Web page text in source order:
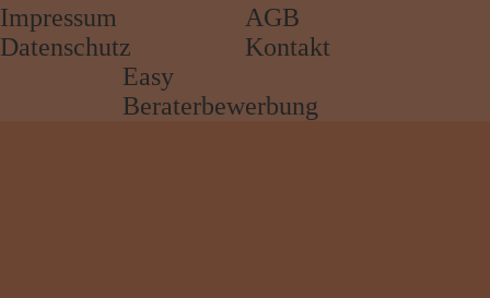
Impressum
AGB
Datenschutz
Kontakt
Easy
Beraterbewerbung